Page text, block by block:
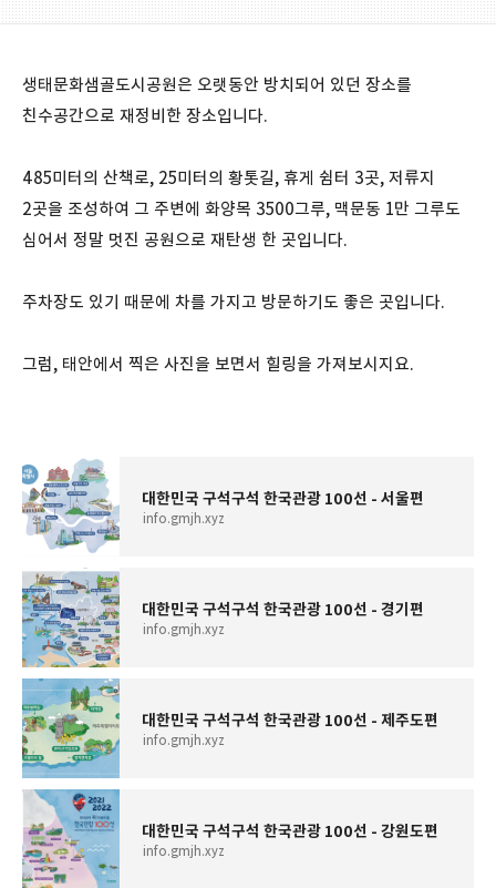
생태문화샘골도시공원은 오랫동안 방치되어 있던 장소를
친수공간으로 재정비한 장소입니다.
485미터의 산책로, 25미터의 황톳길, 휴게 쉼터 3곳, 저류지
2곳을 조성하여 그 주변에 화양목 3500그루, 맥문동 1만 그루도
심어서 정말 멋진 공원으로 재탄생 한 곳입니다.
주차장도 있기 때문에 차를 가지고 방문하기도 좋은 곳입니다.
그럼, 태안에서 찍은 사진을 보면서 힐링을 가져보시지요.
대한민국 구석구석 한국관광 100선 - 서울편
info.gmjh.xyz
대한민국 구석구석 한국관광 100선 - 경기편
info.gmjh.xyz
대한민국 구석구석 한국관광 100선 - 제주도편
info.gmjh.xyz
대한민국 구석구석 한국관광 100선 - 강원도편
info.gmjh.xyz